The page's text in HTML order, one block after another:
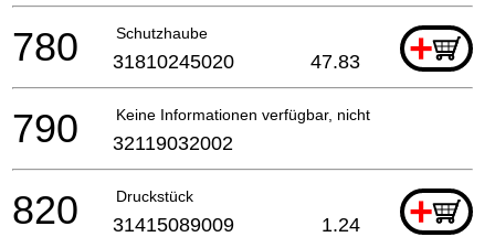
Schutzhaube +
780 31810245020 47.83
Keine Informationen verfügbar, nicht bestellbar
790 32119032002
Druckstück +
820 31415089009 1.24